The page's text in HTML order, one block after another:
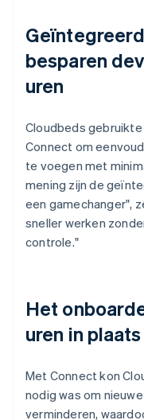
besparen
uren
Cloudbeds
Connect om
te voegen met
mening zijn de
een gamechanger",
sneller werken
controle."
Het
uren in
Met Connect kon
nodig was om
verminderen,